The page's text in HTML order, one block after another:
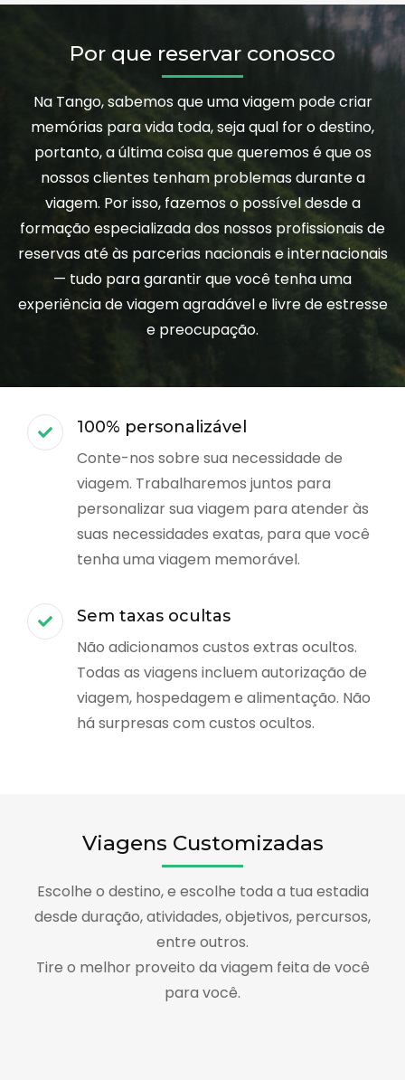
Por que reservar conosco
Na Tango, sabemos que uma viagem pode criar
memórias para vida toda, seja qual for o destino,
portanto, a última coisa que queremos é que os
nossos clientes tenham problemas durante a
viagem. Por isso, fazemos o possível desde a
formação especializada dos nossos profissionais de
reservas até às parcerias nacionais e internacionais
— tudo para garantir que você tenha uma
experiência de viagem agradável e livre de estresse
e preocupação.
100% personalizável
Conte-nos sobre sua necessidade de
viagem. Trabalharemos juntos para
personalizar sua viagem para atender às
suas necessidades exatas, para que você
tenha uma viagem memorável.
Sem taxas ocultas
Não adicionamos custos extras ocultos.
Todas as viagens incluem autorização de
viagem, hospedagem e alimentação. Não
há surpresas com custos ocultos.
Viagens Customizadas
Escolhe o destino, e escolhe toda a tua estadia
desde duração, atividades, objetivos, percursos,
entre outros.
Tire o melhor proveito da viagem feita de você
para você.